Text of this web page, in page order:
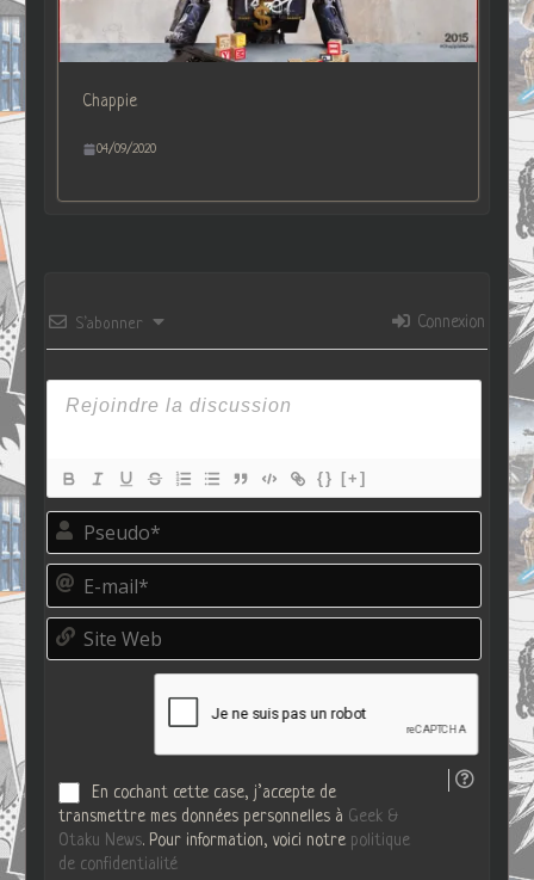
Chappie
04/09/2020
S’abonner Connexion
{} [+]
P
e
d
o
E
m
i
S
t
En cochant cette case, j’accepte de
transmettre mes données personnelles à Geek &
Otaku News. Pour information, voici notre politique
de confidentialité